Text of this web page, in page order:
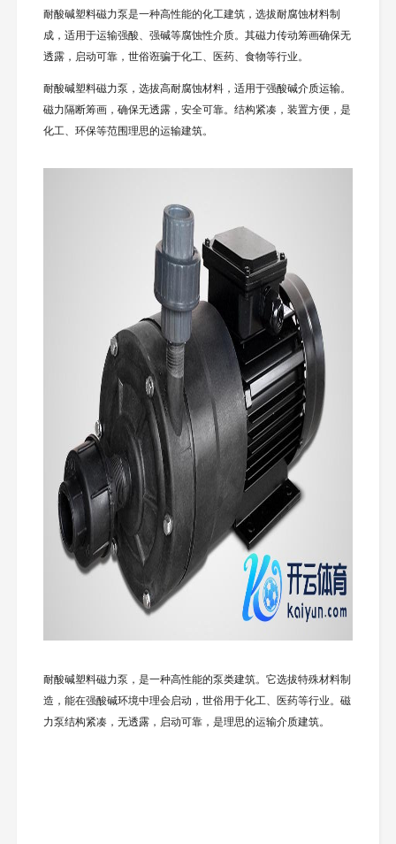
耐酸碱塑料磁力泵是一种高性能的化工建筑，选拔耐腐蚀材料制
成，适用于运输强酸、强碱等腐蚀性介质。其磁力传动筹画确保无
透露，启动可靠，世俗诳骗于化工、医药、食物等行业。
耐酸碱塑料磁力泵，选拔高耐腐蚀材料，适用于强酸碱介质运输。
磁力隔断筹画，确保无透露，安全可靠。结构紧凑，装置方便，是
化工、环保等范围理思的运输建筑。
耐酸碱塑料磁力泵，是一种高性能的泵类建筑。它选拔特殊材料制
造，能在强酸碱环境中理会启动，世俗用于化工、医药等行业。磁
力泵结构紧凑，无透露，启动可靠，是理思的运输介质建筑。